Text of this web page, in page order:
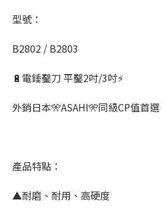
型號：
B2802 / B2803
🔋電錘鑿刀 平鑿2吋/3吋⚡
外銷日本🎌ASAHI🎌同級CP值首選
產品特點：
▲耐磨、耐用、高硬度